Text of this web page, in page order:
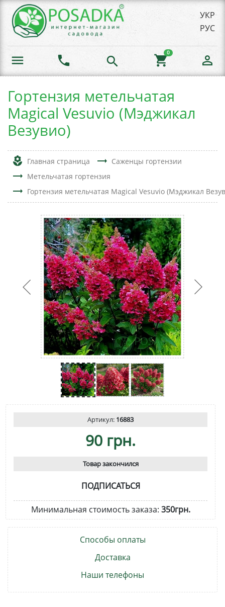
УКР
РУС
menu phone search shopping_cart
0
person_outline
Гортензия метельчатая
Magical Vesuvio (Мэджикал
Везувио)
local_florist Главная страница trending_flat Саженцы гортензии
trending_flat Метельчатая гортензия
trending_flat Гортензия метельчатая Magical Vesuvio (Мэджикал
Артикул: 16883
90 грн.
Товар закончился
ПОДПИСАТЬСЯ
Минимальная стоимость заказа: 350грн.
Способы оплаты
Доставка
Наши телефоны